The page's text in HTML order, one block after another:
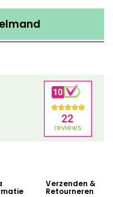
Verzenden &
Retourneren